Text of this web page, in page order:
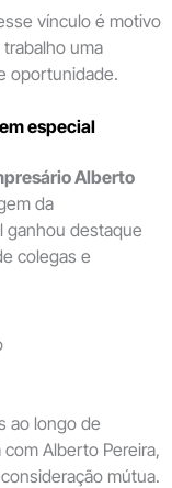
vínculo é motivo
uma
oportunidade.
especial
Alberto
da
ganhou destaque
colegas e
ao longo de
Alberto Pereira,
mútua.